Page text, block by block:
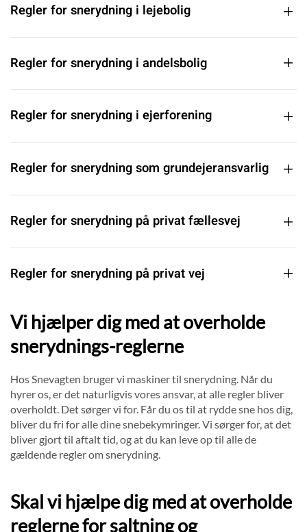
Regler for snerydning i lejebolig
Regler for snerydning i andelsbolig
Regler for snerydning i ejerforening
Regler for snerydning som grundejeransvarlig
Regler for snerydning på privat fællesvej
Regler for snerydning på privat vej
Vi hjælper dig med at overholde
snerydnings-reglerne
Hos Snevagten bruger vi maskiner til snerydning. Når du
hyrer os, er det naturligvis vores ansvar, at alle regler bliver
overholdt. Det sørger vi for. Får du os til at rydde sne hos dig,
bliver du fri for alle dine snebekymringer. Vi sørger for, at det
bliver gjort til aftalt tid, og at du kan leve op til alle de
gældende regler om snerydning.
Skal vi hjælpe dig med at overholde
reglerne for saltning og